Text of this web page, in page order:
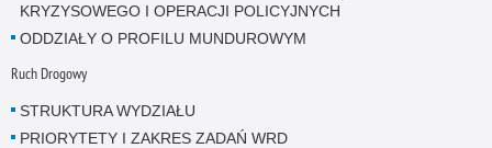
KRYZYSOWEGO I OPERACJI POLICYJNYCH
ODDZIAŁY O PROFILU MUNDUROWYM
Ruch Drogowy
STRUKTURA WYDZIAŁU
PRIORYTETY I ZAKRES ZADAŃ WRD